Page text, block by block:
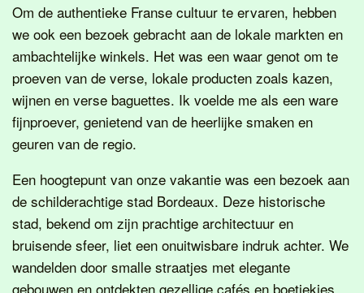
Om de authentieke Franse cultuur te ervaren, hebben
we ook een bezoek gebracht aan de lokale markten en
ambachtelijke winkels. Het was een waar genot om te
proeven van de verse, lokale producten zoals kazen,
wijnen en verse baguettes. Ik voelde me als een ware
fijnproever, genietend van de heerlijke smaken en
geuren van de regio.
Een hoogtepunt van onze vakantie was een bezoek aan
de schilderachtige stad Bordeaux. Deze historische
stad, bekend om zijn prachtige architectuur en
bruisende sfeer, liet een onuitwisbare indruk achter. We
wandelden door smalle straatjes met elegante
gebouwen en ontdekten gezellige cafés en boetiekjes